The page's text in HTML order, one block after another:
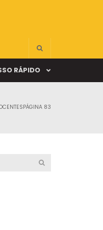
RÁPIDO
PÁGINA 83